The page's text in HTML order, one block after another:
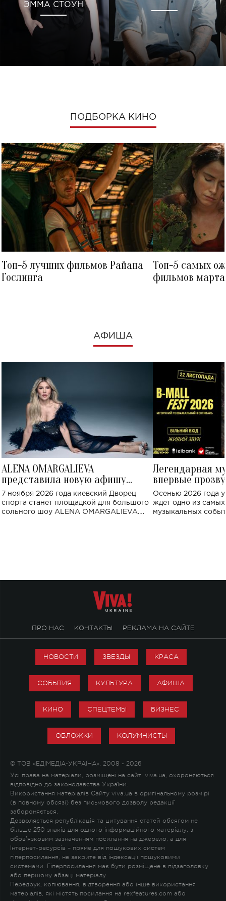
ЭММА СТОУН
ПОДБОРКА КИНО
Топ-5 лучших фильмов Райана
Гослинга
Топ-5 самых
фильмов
АФИША
ALENA OMARGALIEVA
представила новую афишу
большого концерта во Дворце
спорта
7 ноября 2026 года киевский Дворец
спорта станет площадкой для большого
сольного шоу ALENA OMARGALIEVA.
Легендарная
впервые
Украине: где
Осенью 2026 года
ждет одно из
музыкальных
ПРО НАС КОНТАКТЫ РЕКЛАМА НА САЙТЕ
НОВОСТИ ЗВЕЗДЫ КРАСА
СОБЫТИЯ КУЛЬТУРА АФИША
КИНО СПЕЦТЕМЫ БИЗНЕС
ОБЛОЖКИ КОЛУМНИСТЫ
© ТОВ «ЕДІМЕДІА-УКРАЇНА», 2008 - 2026
Усі права на матеріали, розміщені на сайті viva.ua, охороняються
відповідно до законодавства України.
Використання матеріалів Сайту viva.ua в оригінальному розмірі
(в повному обсязі) без письмового дозволу редакції
забороняється.
Дозволяється републікація та цитування статей обсягом не
більше 250 знаків для одного інформаційного матеріалу, з
обов'язковим зазначенням посилання на джерело, а для
Інтернет-ресурсів – пряме для пошукових систем
гіперпосилання, не закрите від індексації пошуковими
системами. Гіперпосилання має бути розміщене в підзаголовку
або першому абзаці матеріалу.
Передрук, копіювання, відтворення або інше використання
матеріалів, які містять посилання на rexfeatures.com або